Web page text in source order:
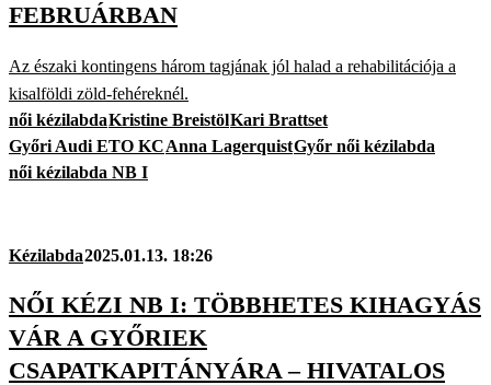
FEBRUÁRBAN
Az északi kontingens három tagjának jól halad a rehabilitációja a
kisalföldi zöld-fehéreknél.
női kézilabdaKristine BreistölKari Brattset
Győri Audi ETO KCAnna LagerquistGyőr női kézilabda
női kézilabda NB I
Kézilabda2025.01.13. 18:26
NŐI KÉZI NB I: TÖBBHETES KIHAGYÁS
VÁR A GYŐRIEK
CSAPATKAPITÁNYÁRA – HIVATALOS